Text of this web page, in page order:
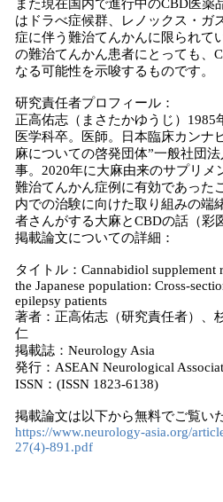
また現在国内で進行中のCBD医薬
はドラべ症候群、レノックス・ガ
症に伴う難治てんかんに限られて
の難治てんかん患者にとっても、
なる可能性を示唆するものです。
研究責任者プロフィール：
正高佑志（まさたかゆうじ）1985
医学科卒。医師。日本臨床カンナ
麻についての啓発団体”一般社団法
事。2020年に大麻由来のサプリメ
難治てんかん症例に有効であった
内での治験に向けた取り組みの端
者さんがする大麻とCBDの話（彩
掲載論文についての詳細：
タイトル：Cannabidiol supplement
the Japanese population: Cross-
epilepsy patients
著者：正高佑志（研究責任者）、
仁
掲載誌：Neurology Asia
発行：ASEAN Neurological
ISSN：(ISSN 1823-6138)
掲載論文は以下から無料でご覧い
https://www.neurology-asia.org/
27(4)-891.pdf